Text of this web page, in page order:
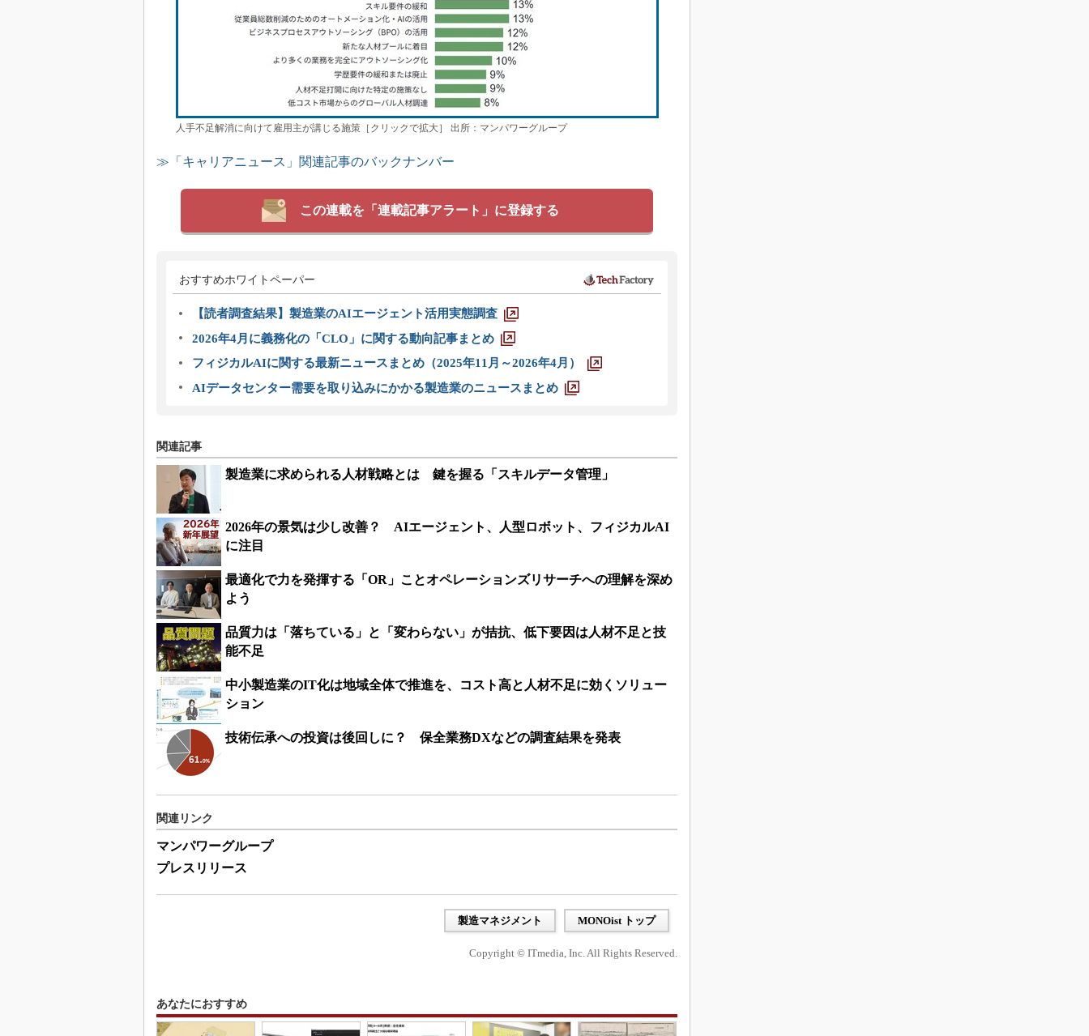
人手不足解消に向けて雇用主が講じる施策［クリックで拡大］ 出所：マンパワーグループ
≫「キャリアニュース」関連記事のバックナンバー
この連載を「連載記事アラート」に登録する
おすすめホワイトペーパー
【読者調査結果】製造業のAIエージェント活用実態調査
2026年4月に義務化の「CLO」に関する動向記事まとめ
フィジカルAIに関する最新ニュースまとめ（2025年11月～2026年4月）
AIデータセンター需要を取り込みにかかる製造業のニュースまとめ
関連記事
製造業に求められる人材戦略とは 鍵を握る「スキルデータ管理」
2026年の景気は少し改善？ AIエージェント、人型ロボット、フィジカルAI
に注目
最適化で力を発揮する「OR」ことオペレーションズリサーチへの理解を深め
よう
品質力は「落ちている」と「変わらない」が拮抗、低下要因は人材不足と技
能不足
中小製造業のIT化は地域全体で推進を、コスト高と人材不足に効くソリュー
ション
技術伝承への投資は後回しに？ 保全業務DXなどの調査結果を発表
関連リンク
マンパワーグループ
プレスリリース
製造マネジメント MONOist トップ
Copyright © ITmedia, Inc. All Rights Reserved.
あなたにおすすめ